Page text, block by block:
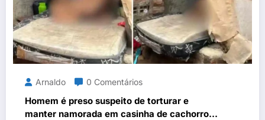
Arnaldo 0 Comentários
Homem é preso suspeito de torturar e
manter namorada em casinha de cachorro